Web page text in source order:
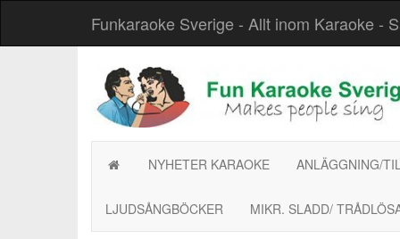
Funkaraoke Sverige - Allt inom Karaoke -
NYHETER KARAOKE ANLÄGGNING/
LJUDSÅNGBÖCKER MIKR. SLADD/